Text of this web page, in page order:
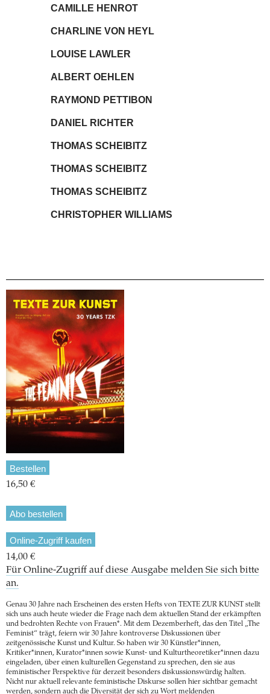
CAMILLE HENROT
CHARLINE VON HEYL
LOUISE LAWLER
ALBERT OEHLEN
RAYMOND PETTIBON
DANIEL RICHTER
THOMAS SCHEIBITZ
THOMAS SCHEIBITZ
THOMAS SCHEIBITZ
CHRISTOPHER WILLIAMS
Bestellen
16,50 €
Abo bestellen
Online-Zugriff kaufen
14,00 €
Für Online-Zugriff auf diese Ausgabe melden Sie sich bitte
an.
Genau 30 Jahre nach Erscheinen des ersten Hefts von TEXTE ZUR KUNST stellt
sich uns auch heute wieder die Frage nach dem aktuellen Stand der erkämpften
und bedrohten Rechte von Frauen*. Mit dem Dezemberheft, das den Titel „The
Feminist“ trägt, feiern wir 30 Jahre kontroverse Diskussionen über
zeitgenössische Kunst und Kultur. So haben wir 30 Künstler*innen,
Kritiker*innen, Kurator*innen sowie Kunst- und Kulturtheoretiker*innen dazu
eingeladen, über einen kulturellen Gegenstand zu sprechen, den sie aus
feministischer Perspektive für derzeit besonders diskussionswürdig halten.
Nicht nur aktuell relevante feministische Diskurse sollen hier sichtbar gemacht
werden, sondern auch die Diversität der sich zu Wort meldenden